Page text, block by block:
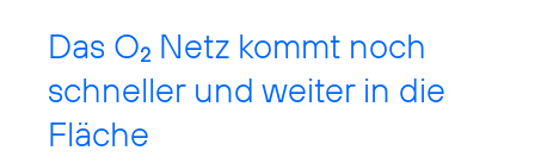
Das O2 Netz kommt noch
schneller und weiter in die
Fläche